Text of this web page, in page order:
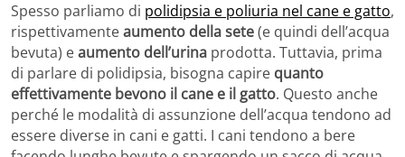
Spesso parliamo di polidipsia e poliuria nel cane e gatto,
rispettivamenteaumento della sete(e quindi dell’acqua
bevuta) eaumento dell’urina prodotta. Tuttavia, prima
di parlare di polidipsia, bisogna capire quanto
effettivamente bevono il cane e il gatto. Questo anche
perché le modalità di assunzione dell’acqua tendono ad
essere diverse in cani e gatti. I cani tendono a bere